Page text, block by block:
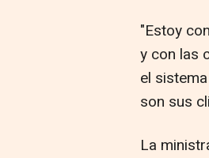
"Estoy
y con las
el
son sus
La